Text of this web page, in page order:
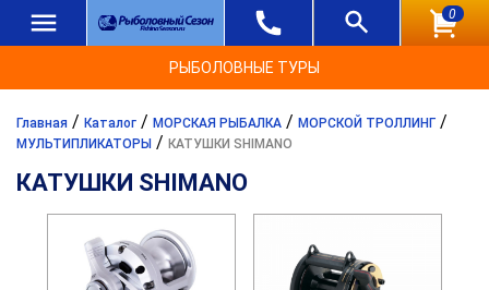
0
РЫБОЛОВНЫЕ ТУРЫ
Главная / Каталог / МОРСКАЯ РЫБАЛКА / МОРСКОЙ ТРОЛЛИНГ /
МУЛЬТИПЛИКАТОРЫ / КАТУШКИ SHIMANO
КАТУШКИ SHIMANO